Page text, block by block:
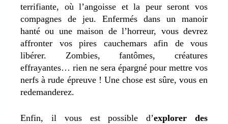
terrifiante, où l’angoisse et la peur seront vos
compagnes de jeu. Enfermés dans un manoir
hanté ou une maison de l’horreur, vous devrez
affronter vos pires cauchemars afin de vous
libérer. Zombies, fantômes, créatures
effrayantes… rien ne sera épargné pour mettre vos
nerfs à rude épreuve ! Une chose est sûre, vous en
redemanderez.
Enfin, il vous est possible d’explorer des